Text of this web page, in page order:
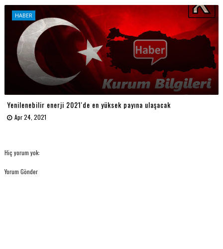
HABER
Yenilenebilir enerji 2021'de en yüksek payına ulaşacak
Apr 24, 2021
Hiç yorum yok:
Yorum Gönder